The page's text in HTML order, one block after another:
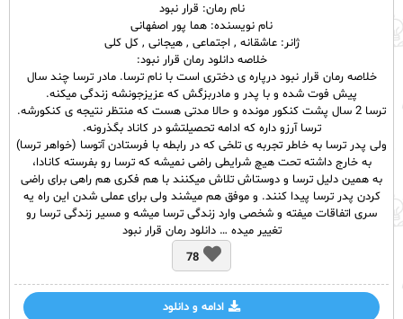
نام رمان: قرار نبود
نام نویسنده: هما پور اصفهانی
ژانر: عاشقانه , اجتماعی , هیجانی , کل کلی
خلاصه دانلود رمان قرار نبود:
خلاصه رمان قرار نبود درپاره ی دختری است با نام ترسا. مادر ترسا چند سال
پیش فوت شده و با پدر و مادربزگش که عزیزجونشه زندگی میکنه.
ترسا 2 سال پشت کنکور مونده و حالا مدتی هست که منتظر نتیجه ی کنکورشه.
ترسا آرزو داره که ادامه تحصیلتشو در کاناد بگذرونه.
ولی پدر ترسا به خاطر تجربه ی تلخی که در رابطه با فرستادن آتوسا (خواهر ترسا)
به خارج داشته تحت هیچ شرایطی راضی نمیشه که ترسا رو بفرسته کانادا،
به همین دلیل ترسا و دوستاش تلاش میکنند با هم فکری هم راهی برای راضی
کردن پدر ترسا پیدا کنند. و موفق هم میشند ولی برای عملی شدن این راه یه
سری اتفاقات میفته و شخصی وارد زندگی ترسا میشه و مسیر زندگی ترسا رو
تغییر میده … دانلود رمان قرار نبود
78
ادامه و دانلود